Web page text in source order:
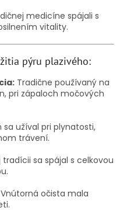
medicíne spájali s
vitality.
pýru plazivého:
Tradične používaný na
pri zápaloch močových
sa užíval pri plynatosti,
trávení.
sa spájal s celkovou
Vnútorná očista mala